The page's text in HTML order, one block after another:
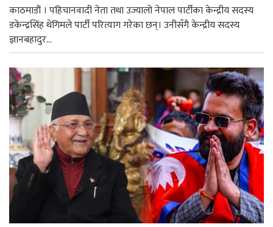
काठमाडौं । पहिचानवादी नेता तथा उज्यालो नेपाल पार्टीका केन्द्रीय सदस्य
डकेन्द्रसिंह थेगिमले पार्टी परित्याग गरेका छन्। उनीसँगै केन्द्रीय सदस्य
ज्ञानबहादुर...